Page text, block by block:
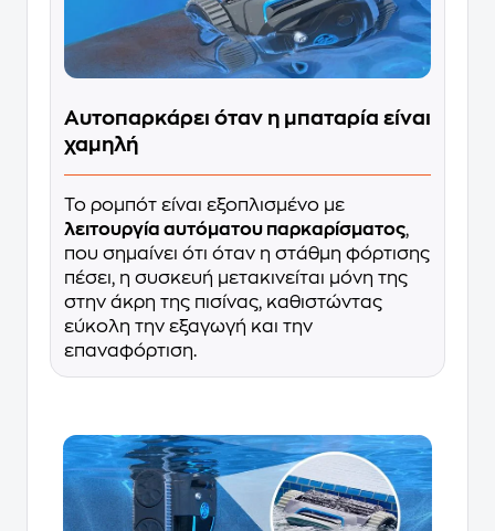
Αυτοπαρκάρει όταν η μπαταρία είναι
χαμηλή
Το ρομπότ είναι εξοπλισμένο με
λειτουργία αυτόματου παρκαρίσματος,
που σημαίνει ότι όταν η στάθμη φόρτισης
πέσει, η συσκευή μετακινείται μόνη της
στην άκρη της πισίνας, καθιστώντας
εύκολη την εξαγωγή και την
επαναφόρτιση.